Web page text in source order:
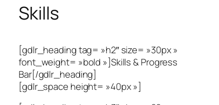
Skills
[gdlr_heading tag= »h2″ size= »30px »
font_weight= »bold »]Skills & Progress
Bar[/gdlr_heading]
[gdlr_space height= »40px »]